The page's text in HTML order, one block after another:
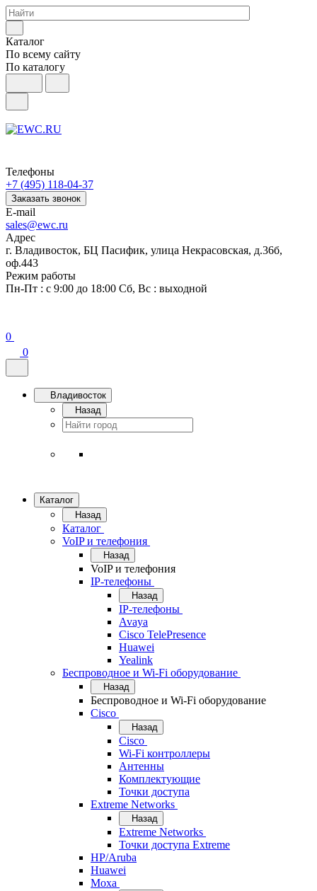
Каталог
По всему сайту
По каталогу
Телефоны
+7 (495) 118-04-37
Заказать звонок
E-mail
sales@ewc.ru
Адрес
г. Владивосток, БЦ Пасифик, улица Некрасовская, д.36б,
оф.443
Режим работы
Пн-Пт : с 9:00 до 18:00 Сб, Вс : выходной
0
0
Владивосток
Назад
Каталог
Назад
Каталог
VoIP и телефония
Назад
VoIP и телефония
IP-телефоны
Назад
IP-телефоны
Avaya
Cisco TelePresence
Huawei
Yealink
Беспроводное и Wi-Fi оборудование
Назад
Беспроводное и Wi-Fi оборудование
Cisco
Назад
Cisco
Wi-Fi контроллеры
Антенны
Комплектующие
Точки доступа
Extreme Networks
Назад
Extreme Networks
Точки доступа Extreme
HP/Aruba
Huawei
Moxa